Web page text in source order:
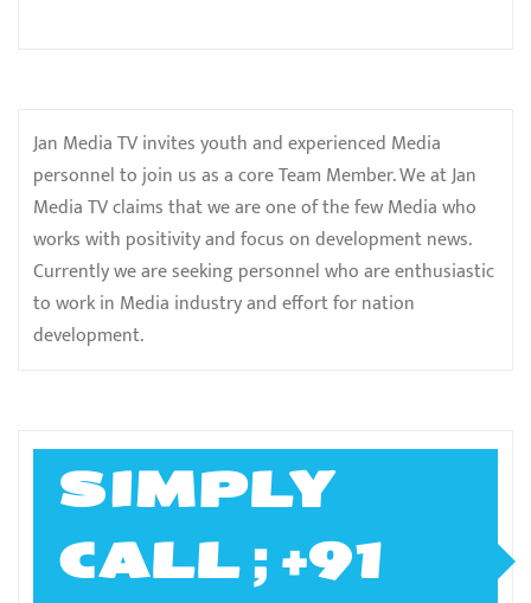
Jan Media TV invites youth and experienced Media
personnel to join us as a core Team Member. We at Jan
Media TV claims that we are one of the few Media who
works with positivity and focus on development news.
Currently we are seeking personnel who are enthusiastic
to work in Media industry and effort for nation
development.
SIMPLY
CALL ; +91